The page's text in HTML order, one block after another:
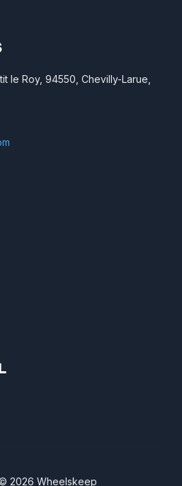
le Roy, 94550, Chevilly-Larue,
2026 Wheelskeep